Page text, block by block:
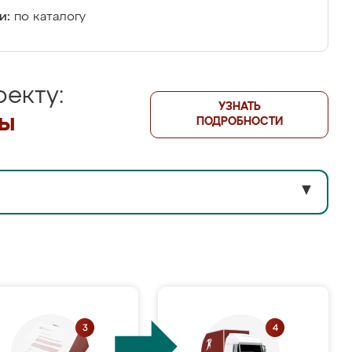
по каталогу
УЗНАТЬ
ПОДРОБНОСТИ
▼